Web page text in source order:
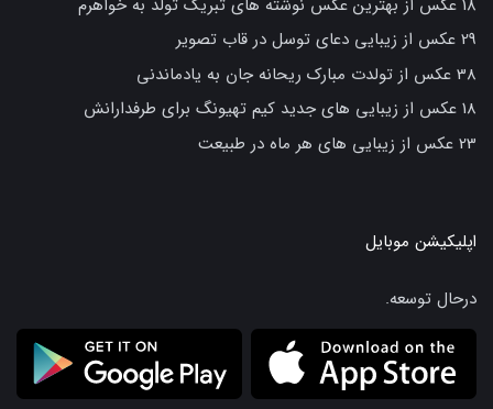
29 عکس از زیبایی دعای توسل در قاب تصویر
38 عکس از تولدت مبارک ریحانه جان به یادماندنی
18 عکس از زیبایی های جدید کیم تهیونگ برای طرفدارانش
23 عکس از زیبایی های هر ماه در طبیعت
اپلیکیشن موبایل
درحال توسعه.